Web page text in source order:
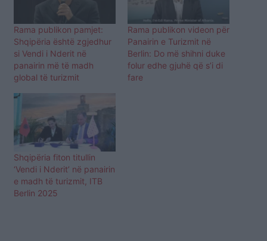
Rama publikon pamjet:
Shqipëria është zgjedhur
si Vendi i Nderit në
panairin më të madh
global të turizmit
Rama publikon videon për
Panairin e Turizmit në
Berlin: Do më shihni duke
folur edhe gjuhë që s’i di
fare
Shqipëria fiton titullin
‘Vendi i Nderit’ në panairin
e madh të turizmit, ITB
Berlin 2025